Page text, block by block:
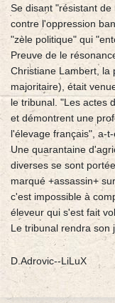
Se disant "résistant
contre l'oppression
"zèle politique" qui
Preuve de le
Christiane Lambert, la
majoritaire), était
le tribunal. "Les actes
et démontrent une
l'élevage français", a-
Une quarantaine
diverses se sont
marqué +assassin+
c'est impossible à
éleveur qui s'est fait
Le tribunal rendra son
D.Adrovic--LiLuX